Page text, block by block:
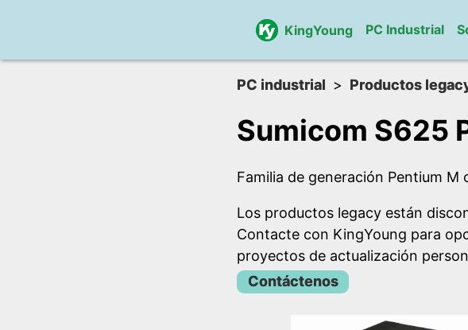
KingYoung PC Industrial
PC industrial Productos
Sumicom S625
Familia de generación Pentium
Los productos legacy están
Contacte con KingYoung para
proyectos de actualización
Contáctenos